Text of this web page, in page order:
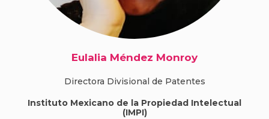
Eulalia Méndez Monroy
Directora Divisional de Patentes
Instituto Mexicano de la Propiedad Intelectual
(IMPI)